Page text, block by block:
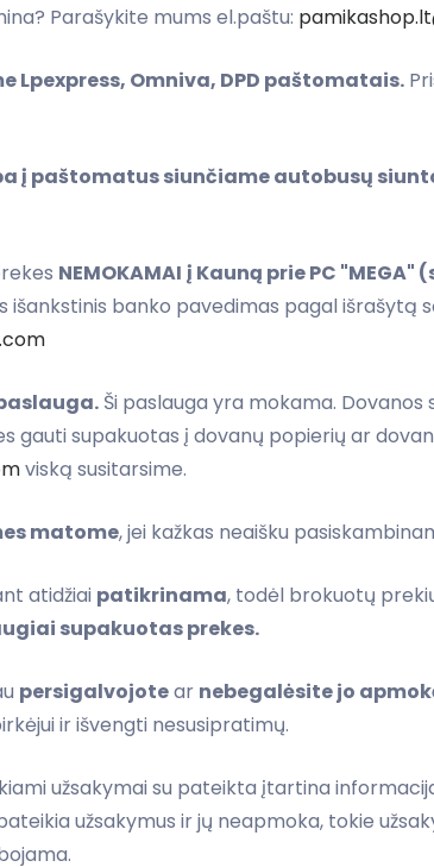
Parašykite mums el.paštu:
Lpexpress, Omniva, DPD paštomatais.
į paštomatus siunčiame autobusų
NEMOKAMAI į Kauną prie PC
banko pavedimas pagal išrašytą
Ši paslauga yra mokama.
gauti supakuotas į dovanų popierių ar
viską susitarsime.
matome, jei kažkas neaišku
atidžiai patikrinama, todėl brokuotų
supakuotas prekes.
persigalvojotear nebegalėsite jo
ir išvengti nesusipratimų.
užsakymai su pateikta įtartina
užsakymus ir jų neapmoka, tokie